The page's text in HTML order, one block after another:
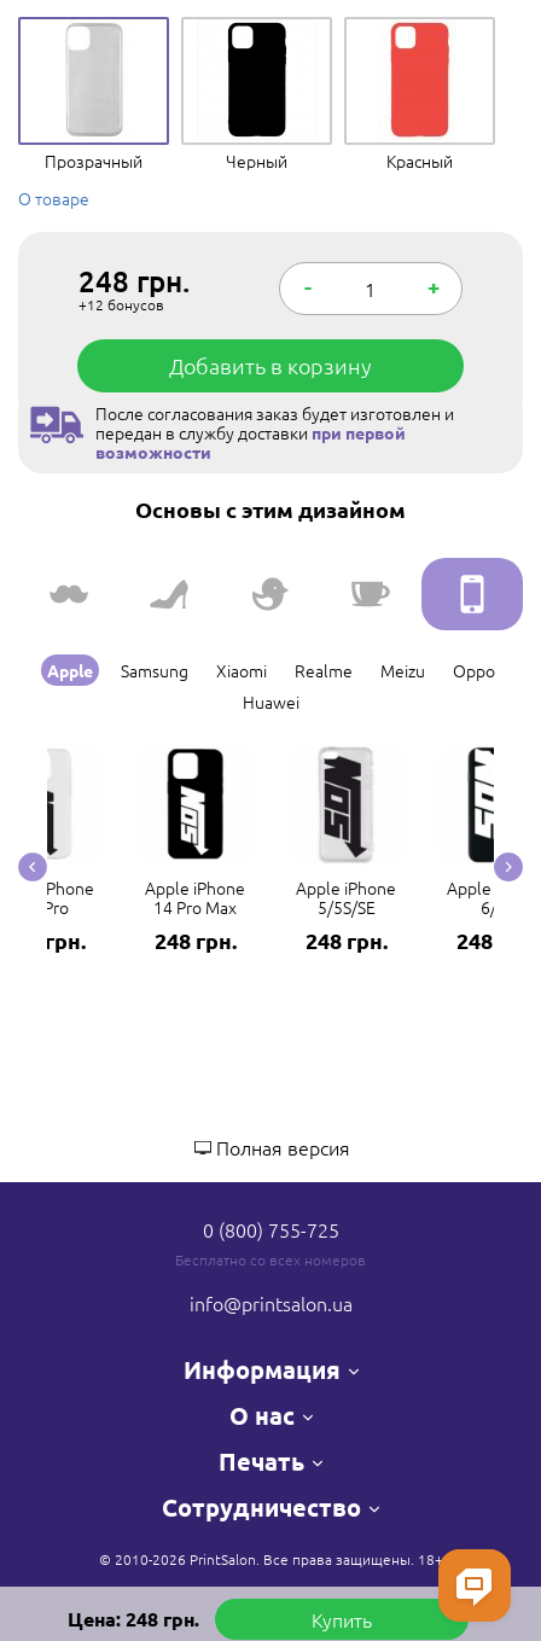
Прозрачный Черный
Красный
О товаре
248 грн.
+12 бонусов
- +
Добавить в корзину
После согласования заказ будет изготовлен и
передан в службу доставки при первой
возможности
Основы с этим дизайном
Apple Samsung Xiaomi Realme Meizu
Oppo
Huawei
iPhone
14 Pro
248 грн.
Apple iPhone
14 Pro Max
248 грн.
Apple iPhone
5/5S/SE
248 грн.
Apple
6/6S
248 грн.
Цена:248грн. Купить
Полная версия
0 (800) 755-725
Бесплатно со всех номеров
info@printsalon.ua
Информация
О нас
Печать
Сотрудничество
© 2010-2026 PrintSalon. Все права защищены. 18+